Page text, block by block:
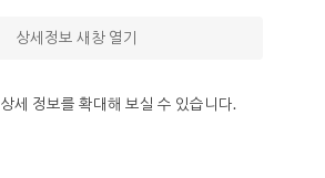
상세정보 새창 열기
상세 정보를 확대해 보실 수 있습니다.